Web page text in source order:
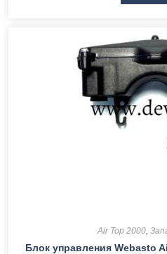
Air Top 2000,
Блок управления Webasto